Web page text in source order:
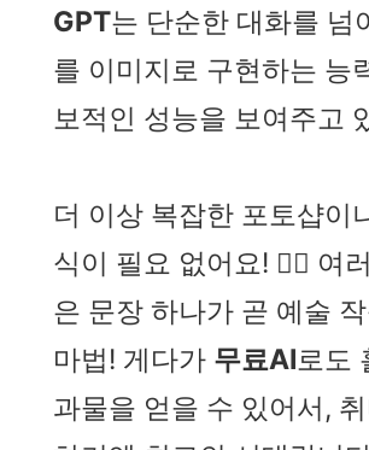
GPT는 단순한 대화를 넘
를 이미지로 구현하는 능
보적인 성능을 보여주고
더 이상 복잡한 포토샵이
식이 필요 없어요! 🙅‍♀️ 여
은 문장 하나가 곧 예술
마법! 게다가 무료AI로도
과물을 얻을 수 있어서,